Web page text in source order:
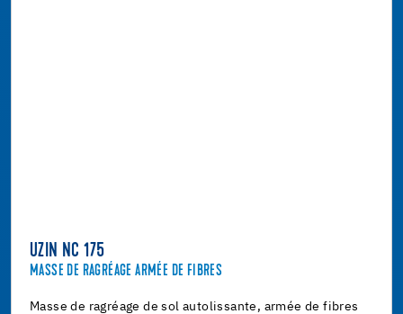
UZIN NC 175
MASSE DE RAGRÉAGE ARMÉE DE FIBRES
Masse de ragréage de sol autolissante, armée de fibres